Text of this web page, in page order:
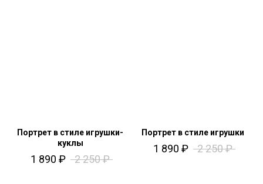
Портрет в стиле игрушки-
куклы
1 890 ₽ 2 250₽
Портрет в стиле игрушки
1 890 ₽ 2 250₽